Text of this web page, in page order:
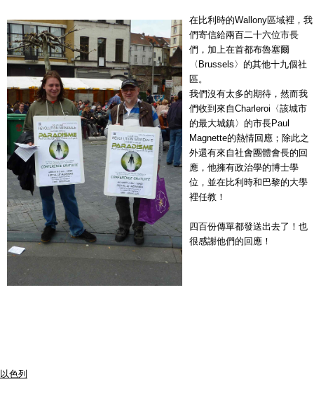
在比利時的Wallony區域裡，我
們寄信給兩百二十六位市長
們，加上在首都布魯塞爾
〈Brussels〉的其他十九個社
區。
我們沒有太多的期待，然而我
們收到來自Charleroi〈該城市
的最大城鎮〉的市長Paul
Magnette的熱情回應；除此之
外還有來自社會團體會長的回
應，他擁有政治學的博士學
位，並在比利時和巴黎的大學
裡任教！
四百份傳單都發送出去了！也
很感謝他們的回應！
以色列